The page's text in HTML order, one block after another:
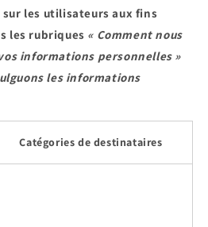
les utilisateurs aux fins
les rubriques « Comment nous
informations personnelles »
les informations
Catégories de destinataires